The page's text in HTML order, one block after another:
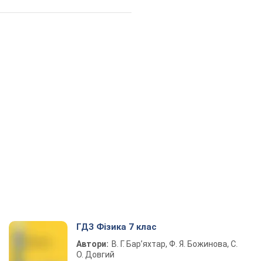
ГДЗ Фізика 7 клас
Автори: В. Г. Бар’яхтар, Ф. Я. Божинова, С.
О. Довгий